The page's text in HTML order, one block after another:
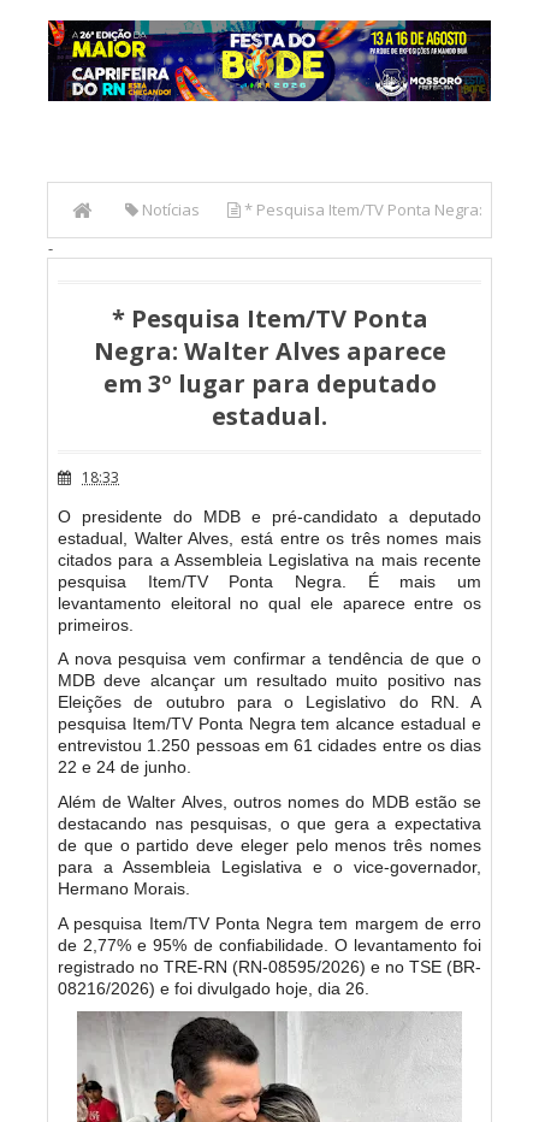
Notícias * Pesquisa Item/TV Ponta Negra:
Walter Alves aparece em 3º lugar para deputado estadual.
-
* Pesquisa Item/TV Ponta
Negra: Walter Alves aparece
em 3º lugar para deputado
estadual.
18:33
O presidente do MDB e pré-candidato a deputado
estadual, Walter Alves, está entre os três nomes mais
citados para a Assembleia Legislativa na mais recente
pesquisa Item/TV Ponta Negra. É mais um
levantamento eleitoral no qual ele aparece entre os
primeiros.
A nova pesquisa vem confirmar a tendência de que o
MDB deve alcançar um resultado muito positivo nas
Eleições de outubro para o Legislativo do RN. A
pesquisa Item/TV Ponta Negra tem alcance estadual e
entrevistou 1.250 pessoas em 61 cidades entre os dias
22 e 24 de junho.
Além de Walter Alves, outros nomes do MDB estão se
destacando nas pesquisas, o que gera a expectativa
de que o partido deve eleger pelo menos três nomes
para a Assembleia Legislativa e o vice-governador,
Hermano Morais.
A pesquisa Item/TV Ponta Negra tem margem de erro
de 2,77% e 95% de confiabilidade. O levantamento foi
registrado no TRE-RN (RN-08595/2026) e no TSE (BR-
08216/2026) e foi divulgado hoje, dia 26.